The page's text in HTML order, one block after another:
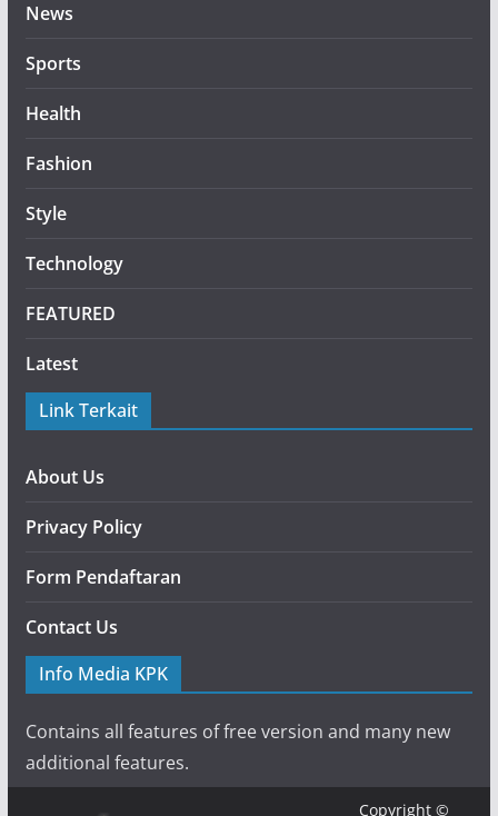
News
Sports
Health
Fashion
Style
Technology
FEATURED
Latest
Link Terkait
About Us
Privacy Policy
Form Pendaftaran
Contact Us
Info Media KPK
Contains all features of free version and many new
additional features.
Copyright ©